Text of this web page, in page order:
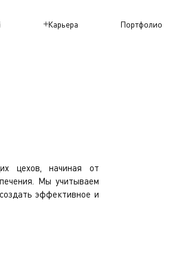
Карьера Портфолио
цехов, начиная от
Мы учитываем
эффективное и